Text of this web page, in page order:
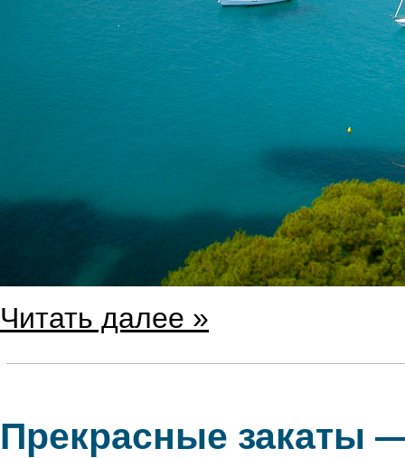
Читать далее »
Прекрасные закаты